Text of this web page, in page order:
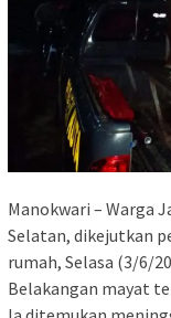
Manokwari – Warga
Selatan, dikejutkan
rumah, Selasa (3/6/
Belakangan mayat